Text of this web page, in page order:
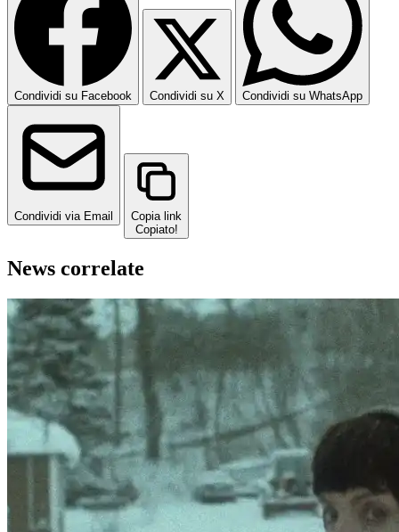
Condividi su Facebook Condividi su X Condividi su WhatsApp
Condividi via Email
Copia link
Copiato!
News correlate